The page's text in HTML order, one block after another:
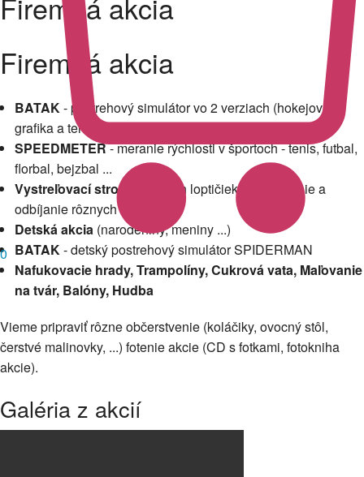
0
Firemná akcia
BATAK- postrehový simulátor vo 2 verziach (hokejová
grafika a tenisová grafika ROGER FEDERER)
SPEEDMETER- meranie rýchlosti v športoch - tenis, futbal,
florbal, bejzbal ...
Vystreľovací stroj tenisových loptičiek - na chytanie a
odbíjanie rôznych súťaží.
Detská akcia(narodeniny, meniny ...)
BATAK- detský postrehový simulátor SPIDERMAN
Nafukovacie hrady, Trampolíny, Cukrová vata, Maľovanie
na tvár, Balóny, Hudba
Vieme pripraviť rôzne občerstvenie (koláčiky, ovocný stôl,
čerstvé malinovky, ...) fotenie akcie (CD s fotkami, fotokniha
akcie).
Galéria z akcií